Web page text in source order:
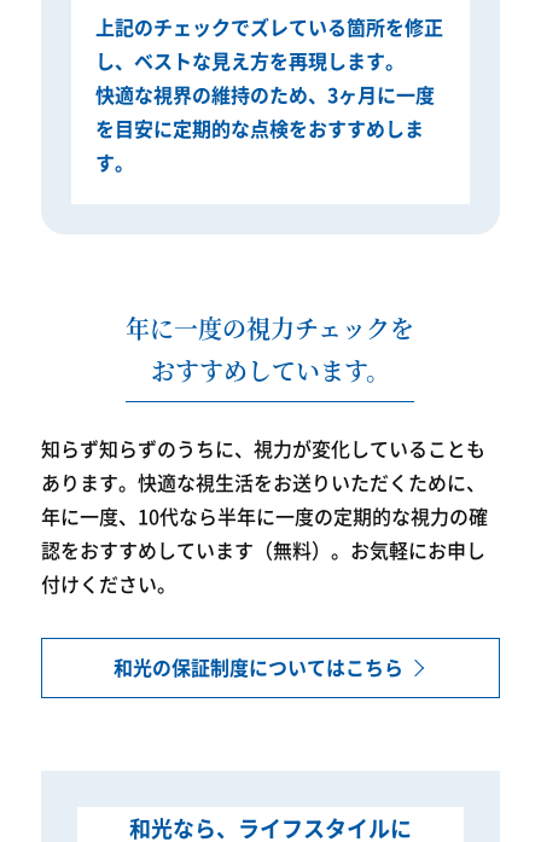
上記のチェックでズレている箇所を修正
し、ベストな見え方を再現します。
快適な視界の維持のため、3ヶ月に一度
を目安に定期的な点検をおすすめしま
す。
年に一度の視力チェックを
おすすめしています。
知らず知らずのうちに、視力が変化していることも
あります。 快適な視生活をお送りいただくために、
年に一度、10代なら半年に一度の定期的な視力の確
認をおすすめしています（無料）。お気軽にお申し
付けください。
和光の保証制度についてはこちら
和光なら、ライフスタイルに